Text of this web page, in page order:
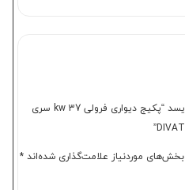
اولین کسی باشید که دیدگاهی می نویسد “پکیج دیواری فرولی 37 kw سری
بخش‌های موردنیاز علامت‌گذاری شده‌اند*